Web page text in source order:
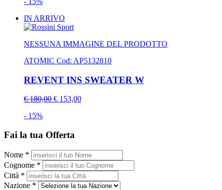
IN ARRIVO
NESSUNA IMMAGINE DEL PRODOTTO
ATOMIC Cod: AP5132810
REVENT INS SWEATER W
€ 180,00 € 153,00
- 15%
Fai la tua Offerta
Nome *
Cognome *
Città *
Nazione *